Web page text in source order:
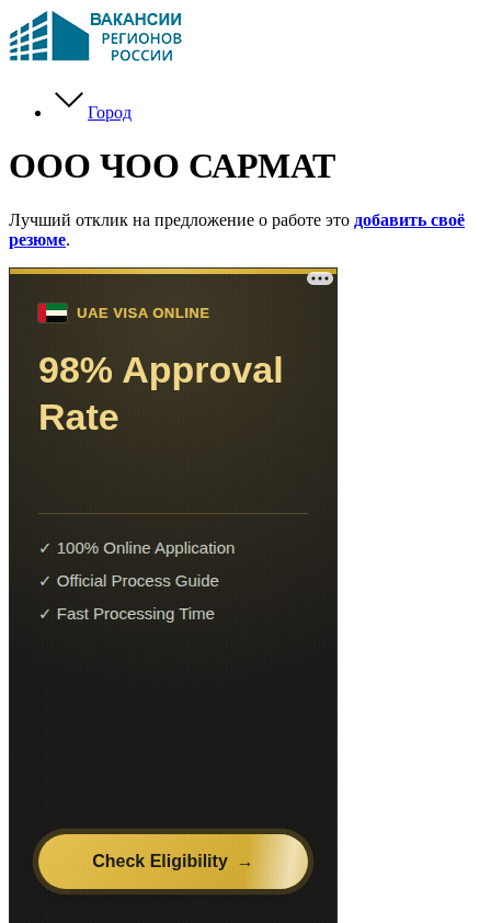
Город
ООО ЧОО САРМАТ
Лучший отклик на предложение о работе это добавить своё
резюме.